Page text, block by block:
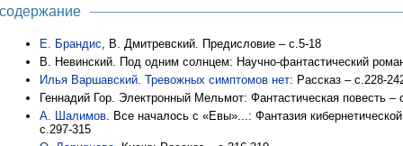
содержание
Е. Брандис, В. Дмитревский. Предисловие – с.5-18
В. Невинский. Под одним солнцем: Научно-фантастический
Илья Варшавский. Тревожных симптомов нет: Рассказ – с.228-
Геннадий Гор. Электронный Мельмот: Фантастическая повесть –
А. Шалимов. Все началось с «Евы»...: Фантазия
с.297-315